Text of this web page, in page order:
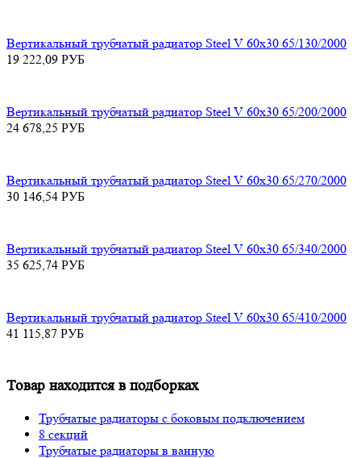
Вертикальный трубчатый радиатор Steel V 60х30 65/130/2000
19 222,09 РУБ
Вертикальный трубчатый радиатор Steel V 60х30 65/200/2000
24 678,25 РУБ
Вертикальный трубчатый радиатор Steel V 60х30 65/270/2000
30 146,54 РУБ
Вертикальный трубчатый радиатор Steel V 60х30 65/340/2000
35 625,74 РУБ
Вертикальный трубчатый радиатор Steel V 60х30 65/410/2000
41 115,87 РУБ
Товар находится в подборках
Трубчатые радиаторы с боковым подключением
8 секций
Трубчатые радиаторы в ванную